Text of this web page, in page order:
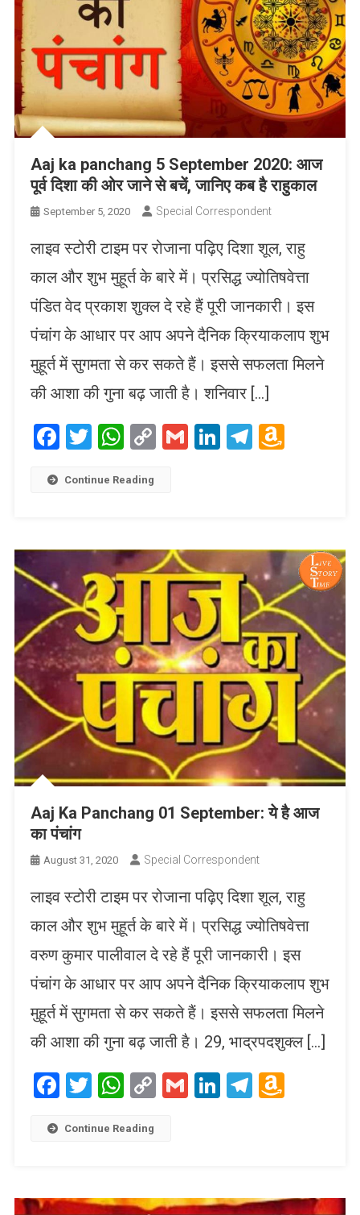
Aaj ka panchang 5 September 2020: आज
पूर्व दिशा की ओर जाने से बचें, जानिए कब है राहुकाल
September 5, 2020 Special Correspondent
लाइव स्टोरी टाइम पर रोजाना पढ़िए दिशा शूल, राहु
काल और शुभ मुहूर्त के बारे में। प्रसिद्ध ज्योतिषवेत्ता
पंडित वेद प्रकाश शुक्ल दे रहे हैं पूरी जानकारी। इस
पंचांग के आधार पर आप अपने दैनिक क्रियाकलाप शुभ
मुहूर्त में सुगमता से कर सकते हैं। इससे सफलता मिलने
की आशा की गुना बढ़ जाती है। शनिवार […]
Facebook
Twitter
WhatsApp
CopyGmailLinkedIn
Telegram
Continue Reading
Aaj Ka Panchang 01 September: ये है आज
का पंचांग
August 31, 2020 Special Correspondent
लाइव स्टोरी टाइम पर रोजाना पढ़िए दिशा शूल, राहु
काल और शुभ मुहूर्त के बारे में। प्रसिद्ध ज्योतिषवेत्ता
वरुण कुमार पालीवाल दे रहे हैं पूरी जानकारी। इस
पंचांग के आधार पर आप अपने दैनिक क्रियाकलाप शुभ
मुहूर्त में सुगमता से कर सकते हैं। इससे सफलता मिलने
की आशा की गुना बढ़ जाती है। 29, भाद्रपदशुक्ल […]
Facebook
Twitter
WhatsApp
CopyGmailLinkedIn
Telegram
Continue Reading